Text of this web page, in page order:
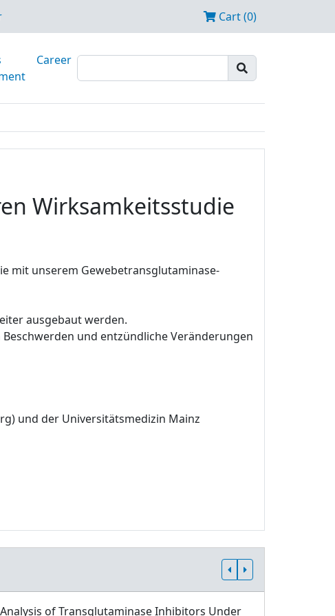
Cart (0)
Career
Wirksamkeitsstudie
mit unserem Gewebetransglutaminase-
ausgebaut werden.
und entzündliche Veränderungen
und der Universitätsmedizin Mainz
of Transglutaminase Inhibitors Under